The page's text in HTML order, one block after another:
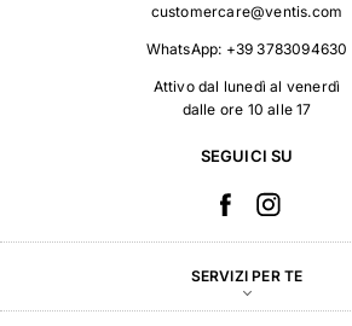
customercare@ventis.com
WhatsApp: +39 3783094630
Attivo dal lunedì al venerdì
dalle ore 10 alle 17
SEGUICI SU
SERVIZI PER TE